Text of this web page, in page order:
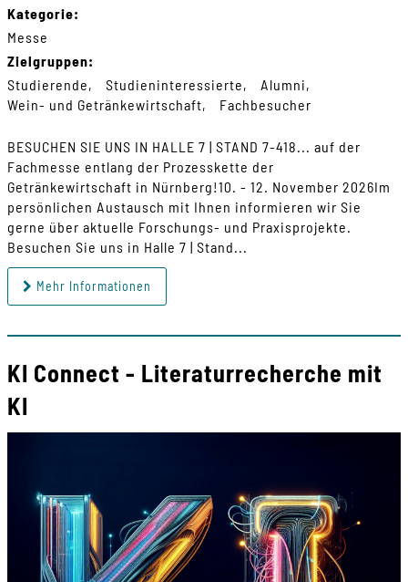
Kategorie:
Messe
Zielgruppen:
Studierende
Studieninteressierte
Alumni
Wein- und Getränkewirtschaft
Fachbesucher
BESUCHEN SIE UNS IN HALLE 7 | STAND 7-418... auf der
Fachmesse entlang der Prozesskette der
Getränkewirtschaft in Nürnberg!10. - 12. November 2026Im
persönlichen Austausch mit Ihnen informieren wir Sie
gerne über aktuelle Forschungs- und Praxisprojekte.
Besuchen Sie uns in Halle 7 | Stand...
Mehr Informationen
KI Connect - Literaturrecherche mit
KI